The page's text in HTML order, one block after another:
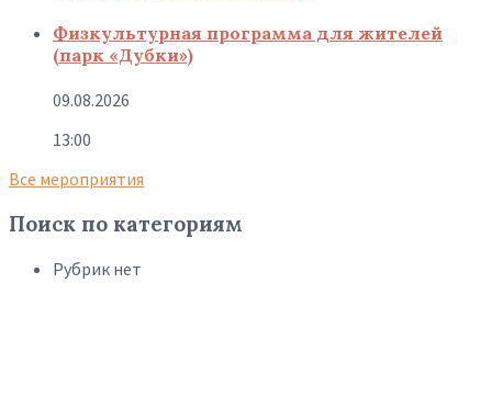
Физкультурная программа для жителей
(парк «Дубки»)
09.08.2026
13:00
Все мероприятия
Поиск по категориям
Рубрик нет